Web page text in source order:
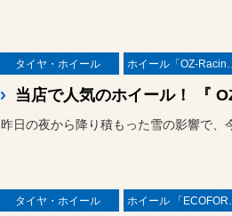
タイヤ・ホイール
当店で人気のホイール！ 『
タイヤ・ホイール ホイ